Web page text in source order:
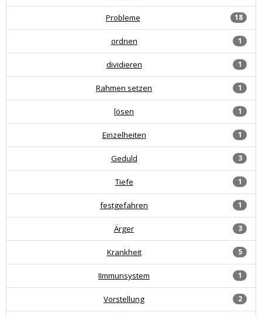
18
Probleme
1
ordnen
1
dividieren
1
Rahmen setzen
1
lösen
1
Einzelheiten
3
Geduld
1
Tiefe
1
festgefahren
3
Ärger
5
Krankheit
1
IImmunsystem
2
Vorstellung